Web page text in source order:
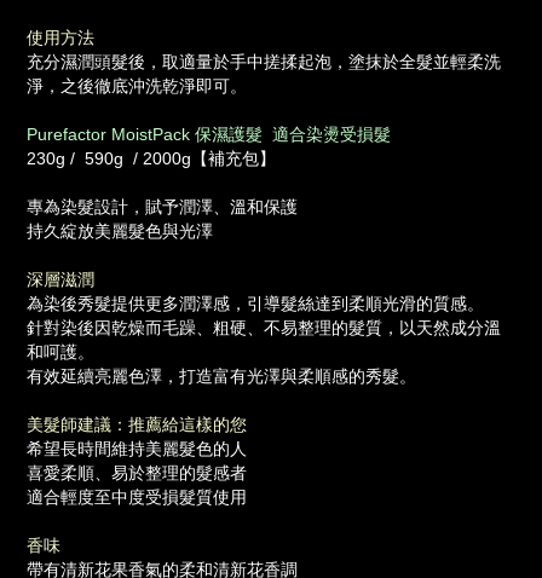
使用方法
充分濕潤頭髮後，取適量於手中搓揉起泡，塗抹於全髮並輕柔洗
淨，之後徹底沖洗乾淨即可。
Purefactor MoistPack 保濕護髮 適合染燙受損髮
230g / 590g / 2000g【補充包】
專為染髮設計，賦予潤澤、溫和保護
持久綻放美麗髮色與光澤
深層滋潤
為染後秀髮提供更多潤澤感，引導髮絲達到柔順光滑的質感。
針對染後因乾燥而毛躁、粗硬、不易整理的髮質，以天然成分溫
和呵護。
有效延續亮麗色澤，打造富有光澤與柔順感的秀髮。
美髮師建議：推薦給這樣的您
希望長時間維持美麗髮色的人
喜愛柔順、易於整理的髮感者
適合輕度至中度受損髮質使用
香味
帶有清新花果香氣的柔和清新花香調